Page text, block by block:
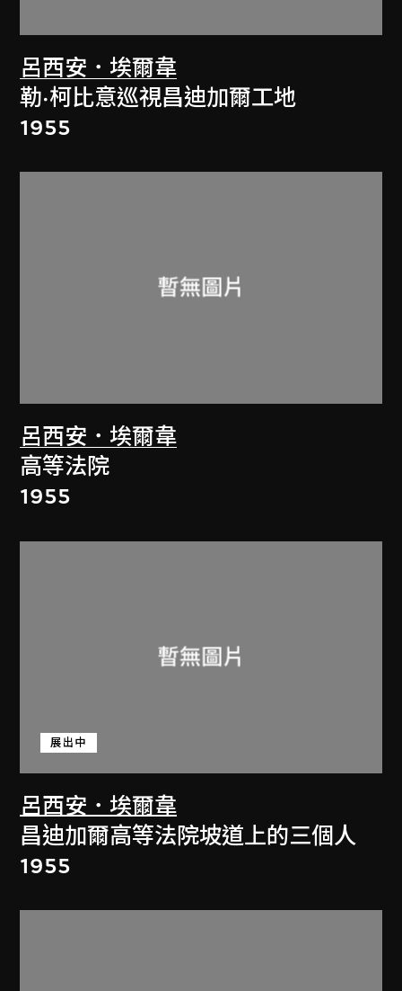
呂西安．埃爾韋
勒·柯比意巡視昌迪加爾工地
1955
呂西安．埃爾韋
高等法院
1955
呂西安．埃爾韋
展出中
昌迪加爾高等法院坡道上的三個人
1955